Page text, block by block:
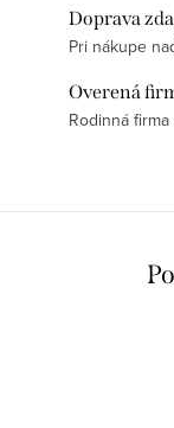
Doprava
Pri nákupe
Overená
Rodinná